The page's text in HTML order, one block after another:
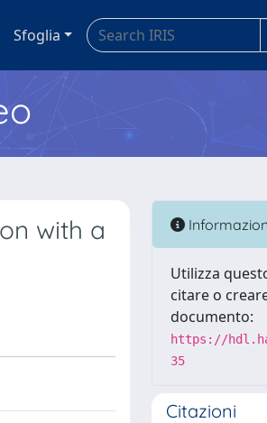
Sfoglia
with a
Utilizza
citare o
documento:
https://
35
Citazioni